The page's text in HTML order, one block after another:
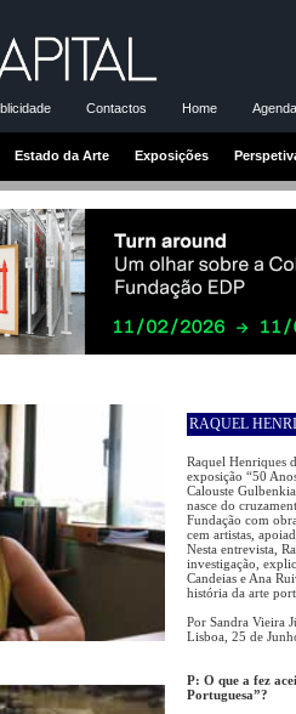
Contactos Home
Estado da Arte Exposições
RAQUEL
Raquel Henriques
exposição “50
Calouste
nasce do
Fundação com
cem artistas,
Nesta entrevista,
investigação,
Candeias e Ana
história da arte
Por Sandra Vieira
Lisboa, 25 de
P: O que a fez
Portuguesa”?